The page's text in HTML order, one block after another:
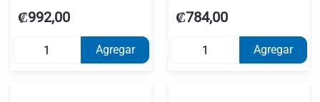
₡992,00
Agregar
₡784,00
Agregar